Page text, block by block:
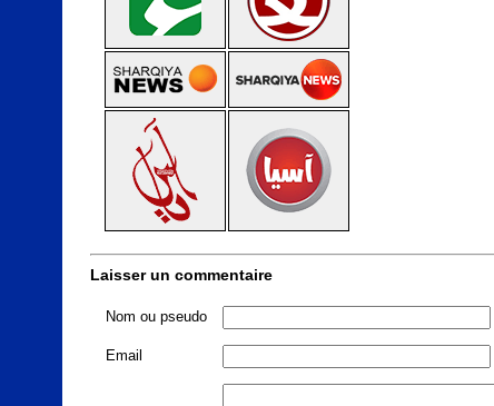
Laisser un commentaire
Nom ou pseudo
Email